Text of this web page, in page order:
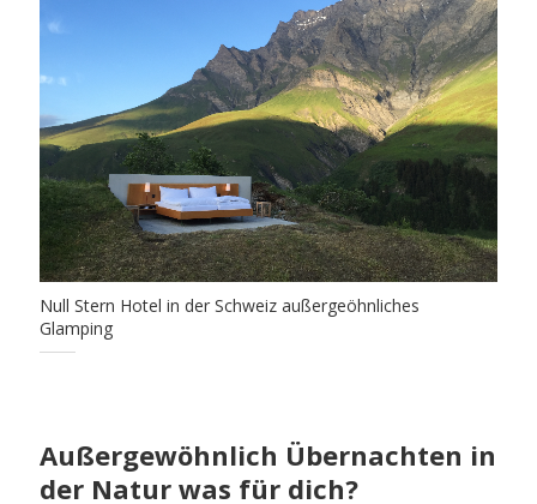
Null Stern Hotel in der Schweiz außergeöhnliches
Glamping
Außergewöhnlich Übernachten in
der Natur was für dich?